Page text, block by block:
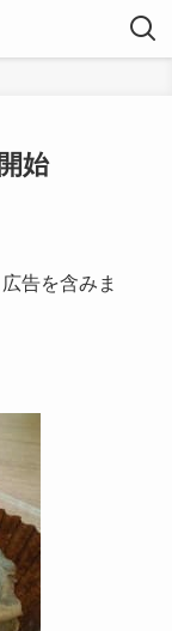
始
告を含みま